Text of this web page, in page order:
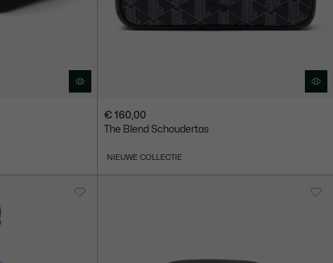
€ 160,00
The Blend Schoudertas
NIEUWE COLLECTIE